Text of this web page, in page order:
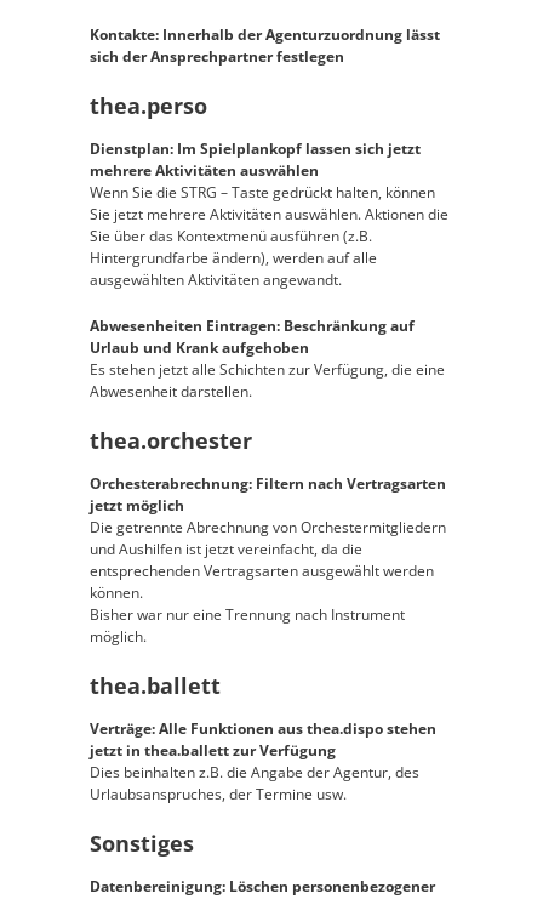
Kontakte: Innerhalb der Agenturzuordnung lässt
sich der Ansprechpartner festlegen
thea.perso
Dienstplan: Im Spielplankopf lassen sich jetzt
mehrere Aktivitäten auswählen
Wenn Sie die STRG – Taste gedrückt halten, können
Sie jetzt mehrere Aktivitäten auswählen. Aktionen die
Sie über das Kontextmenü ausführen (z.B.
Hintergrundfarbe ändern), werden auf alle
ausgewählten Aktivitäten angewandt.
Abwesenheiten Eintragen: Beschränkung auf
Urlaub und Krank aufgehoben
Es stehen jetzt alle Schichten zur Verfügung, die eine
Abwesenheit darstellen.
thea.orchester
Orchesterabrechnung: Filtern nach Vertragsarten
jetzt möglich
Die getrennte Abrechnung von Orchestermitgliedern
und Aushilfen ist jetzt vereinfacht, da die
entsprechenden Vertragsarten ausgewählt werden
können.
Bisher war nur eine Trennung nach Instrument
möglich.
thea.ballett
Verträge: Alle Funktionen aus thea.dispo stehen
jetzt in thea.ballett zur Verfügung
Dies beinhalten z.B. die Angabe der Agentur, des
Urlaubsanspruches, der Termine usw.
Sonstiges
Datenbereinigung: Löschen personenbezogener